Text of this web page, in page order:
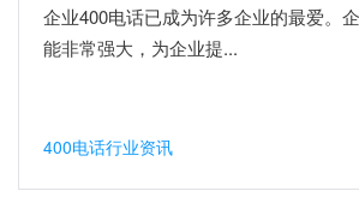
企业400电话已成为许多企业的最爱。
能非常强大，为企业提...
400电话行业资讯